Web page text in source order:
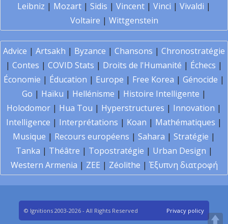
Leibniz | Mozart | Sidis | Vincent | Vinci | Vivaldi |
Voltaire | Wittgenstein
Advice | Artsakh | Byzance | Chansons | Chronostratégie
| Contes | COVID Stats | Droits de l'Humanité | Échecs |
Économie | Éducation | Europe | Free Korea | Génocide |
Go | Haïku | Hellénisme | Histoire Intelligente |
Holodomor | Hua Tou | Hyperstructures | Innovation |
Intelligence | Interprétations | Koan | Mathématiques |
Musique | Recours européens | Sahara | Stratégie |
Tanka | Théâtre | Topostratégie | Urban Design |
Western Armenia | ZEE | Zéolithe | Έξυπνη διατροφή
© Ignitions 2003-2026 - All Rights Reserved Privacy policy